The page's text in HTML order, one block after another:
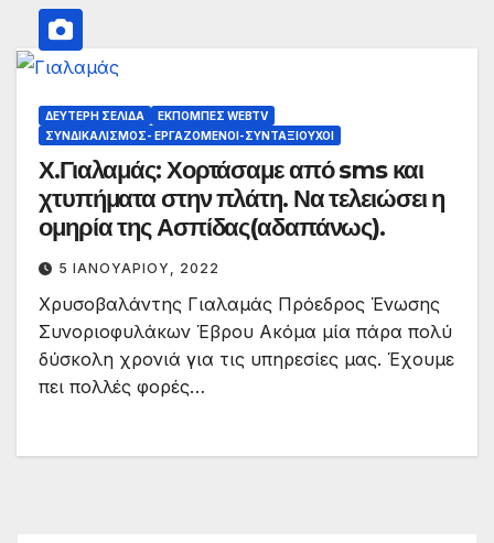
ΔΕΎΤΕΡΗ ΣΕΛΊΔΑ
ΕΚΠΟΜΠΈΣ WEBTV
ΣΥΝΔΙΚΑΛΙΣΜΌΣ- ΕΡΓΑΖΌΜΕΝΟΙ-ΣΥΝΤΑΞΙΟΎΧΟΙ
Χ.Γιαλαμάς: Χορτάσαμε από sms και
χτυπήματα στην πλάτη. Να τελειώσει η
ομηρία της Ασπίδας(αδαπάνως).
5 ΙΑΝΟΥΑΡΊΟΥ, 2022
Χρυσοβαλάντης Γιαλαμάς Πρόεδρος Ένωσης
Συνοριοφυλάκων Έβρου Ακόμα μία πάρα πολύ
δύσκολη χρονιά για τις υπηρεσίες μας. Έχουμε
πει πολλές φορές…